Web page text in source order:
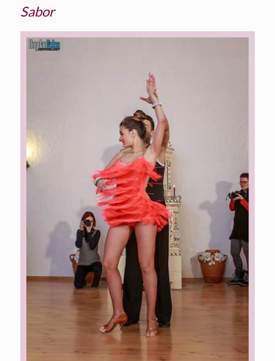
Sabor